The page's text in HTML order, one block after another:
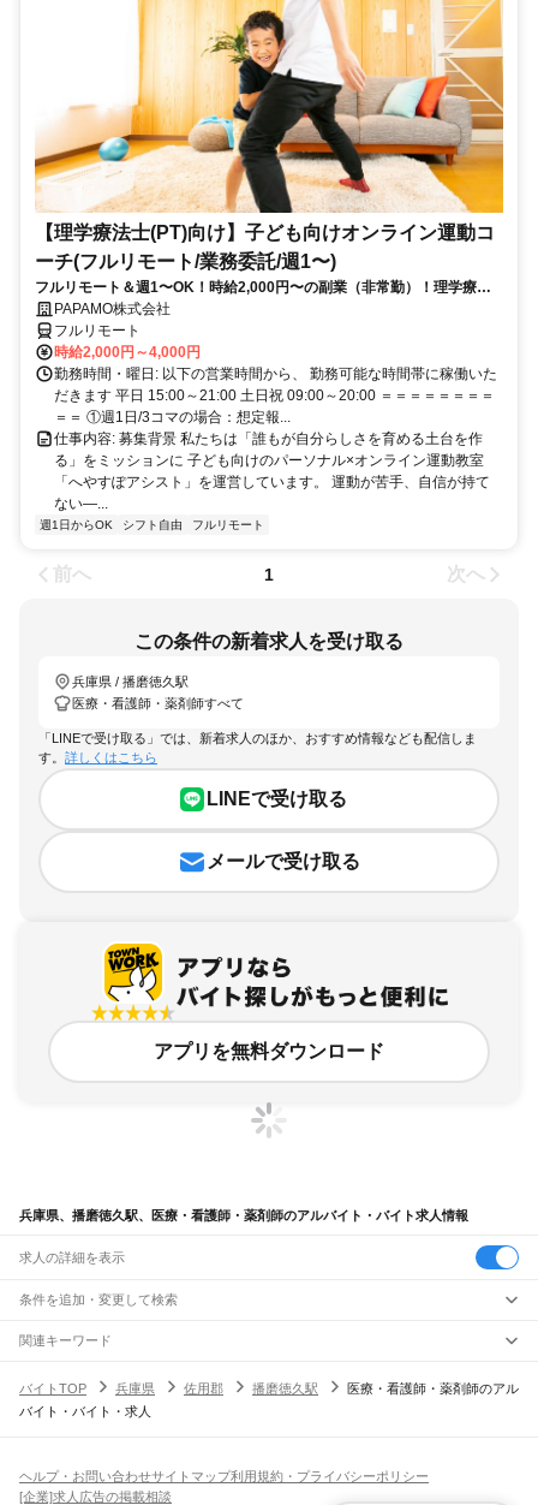
【理学療法士(PT)向け】子ども向けオンライン運動コ
ーチ(フルリモート/業務委託/週1〜)
フルリモート＆週1〜OK！時給2,000円〜の副業（非常勤）！理学療法
士として培ってきた経験を活かしながら、スキマ時間で子どもを支援で
きるお仕事です◎
PAPAMO株式会社
フルリモート
時給2,000円～4,000円
勤務時間・曜日: 以下の営業時間から、 勤務可能な時間帯に稼働いた
だきます 平日 15:00～21:00 土日祝 09:00～20:00 ＝＝＝＝＝＝＝＝
＝＝ ①週1日/3コマの場合：想定報...
仕事内容: 募集背景 私たちは「誰もが自分らしさを育める土台を作
る」をミッションに 子ども向けのパーソナル×オンライン運動教室
「へやすぽアシスト」を運営しています。 運動が苦手、自信が持て
ない—...
週1日からOK シフト自由 フルリモート
前へ 1 次へ
この条件の新着求人を受け取る
兵庫県 / 播磨徳久駅
医療・看護師・薬剤師すべて
「LINEで受け取る」では、新着求人のほか、おすすめ情報なども配信しま
す。 詳しくはこちら
LINEで受け取る
メールで受け取る
アプリを無料ダウンロード
兵庫県、播磨徳久駅、医療・看護師・薬剤師のアルバイト・バイト求人情報
求人の詳細を表示
条件を追加・変更して検索
市区町村を追加・変更
兵庫県すべて
神戸市 すべて
西脇市宝塚市三木市高砂市川西市小野市三田市加西市丹波篠山市
駅を追加・変更
JR神戸線(神戸～姫路)
職種を追加・変更
飲食・フードサービスすべて
ホールスタッフキッチンスタッフ
人気
関連キーワード
バイトTOP
兵庫県 佐用郡 播磨徳久駅
医療・看護師・薬剤師のアル
バイト・バイト・求人
ヘルプ・お問い合わせサイトマップ利用規約・プライバシーポリシー
[企業]求人広告の掲載相談